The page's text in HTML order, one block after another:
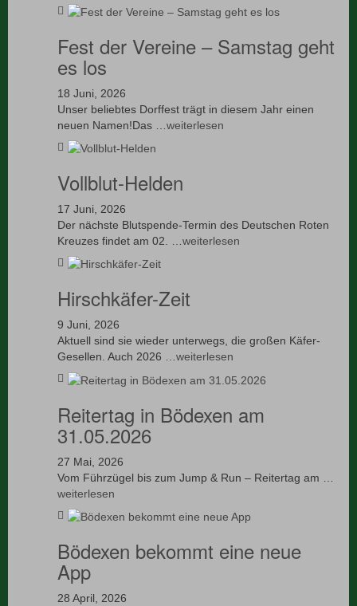
Fest der Vereine – Samstag geht
es los
18 Juni, 2026
Unser beliebtes Dorffest trägt in diesem Jahr einen
neuen Namen!Das … weiterlesen
Vollblut-Helden
17 Juni, 2026
Der nächste Blutspende-Termin des Deutschen Roten
Kreuzes findet am 02. … weiterlesen
Hirschkäfer-Zeit
9 Juni, 2026
Aktuell sind sie wieder unterwegs, die großen Käfer-
Gesellen. Auch 2026 …weiterlesen
Reitertag in Bödexen am
31.05.2026
27 Mai, 2026
Vom Führzügel bis zum Jump & Run – Reitertag am …
weiterlesen
Bödexen bekommt eine neue
App
28 April, 2026